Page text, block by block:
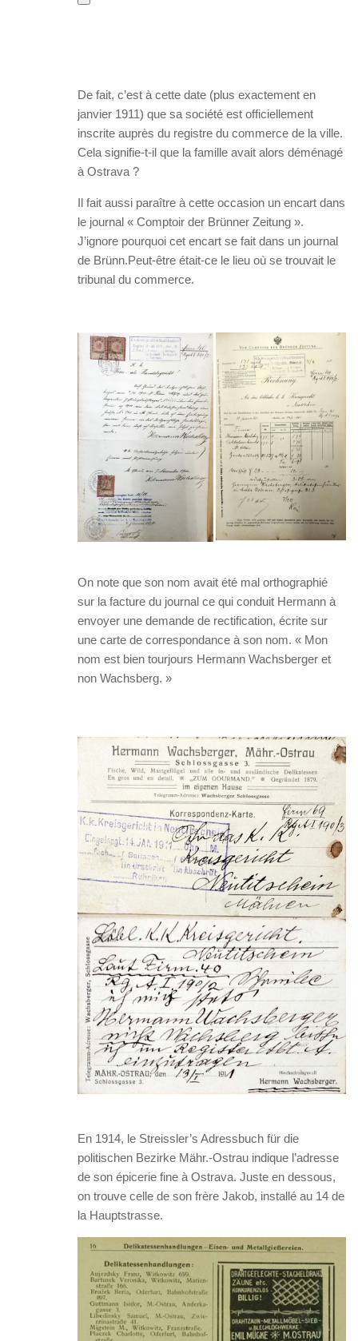
De fait, c’est à cette date (plus exactement en
janvier 1911) que sa société est officiellement
inscrite auprès du registre du commerce de la ville.
Cela signifie-t-il que la famille avait alors déménagé
à Ostrava ?
Il fait aussi paraître à cette occasion un encart dans
le journal « Comptoir der Brünner Zeitung ».
J’ignore pourquoi cet encart se fait dans un journal
de Brünn.Peut-être était-ce le lieu où se trouvait le
tribunal du commerce.
On note que son nom avait été mal orthographié
sur la facture du journal ce qui conduit Hermann à
envoyer une demande de rectification, écrite sur
une carte de correspondance à son nom. « Mon
nom est bien tourjours Hermann Wachsberger et
non Wachsberg. »
En 1914, le Streissler’s Adressbuch für die
politischen Bezirke Mähr.-Ostrau indique l’adresse
de son épicerie fine à Ostrava. Juste en dessous,
on trouve celle de son frère Jakob, installé au 14 de
la Hauptstrasse.